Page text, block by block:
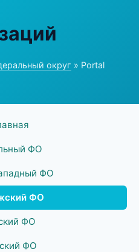
округ » Portal
ФО
ФО
ФО
ФО
ФО